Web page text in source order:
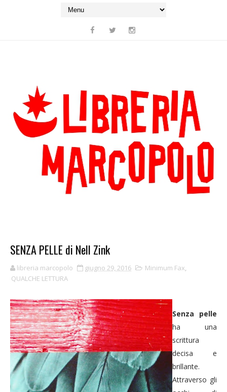
SENZA PELLE di Nell Zink
libreria marcopolo giugno 29, 2016 Minimum Fax,
QUALCHE LETTURA
Senza pelle
ha una
scrittura
decisa e
brillante.
Attraverso gli